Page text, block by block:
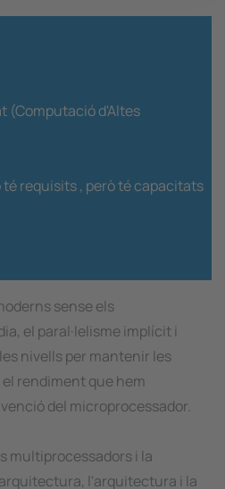
(Computació d'Altes
requisits , però té capacitats
sense els
el paral·lelisme implícit i
nivells per mantenir les
rendiment que hem
del microprocessador.
multiprocessadors i la
l'arquitectura i la